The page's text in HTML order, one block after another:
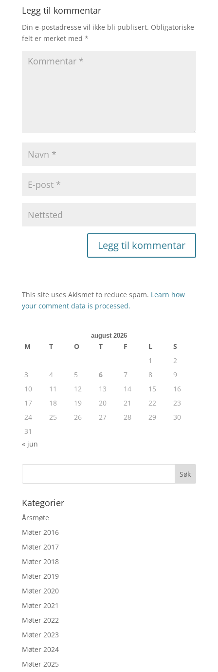
Legg til kommentar
Din e-postadresse vil ikke bli publisert. Obligatoriske
felt er merket med *
This site uses Akismet to reduce spam. Learn how
your comment data is processed.
august 2026
M T O T F L
S
1
2
3
4 5 6 7 8
9
10
11 12 13 14 15
16
17
18 19 20 21 22
23
24
25 26 27 28 29
30
31
« jun
Kategorier
Årsmøte
Møter 2016
Møter 2017
Møter 2018
Møter 2019
Møter 2020
Møter 2021
Møter 2022
Møter 2023
Møter 2024
Møter 2025